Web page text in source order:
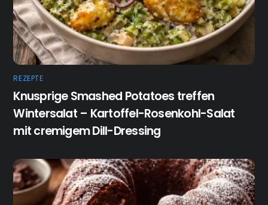
REZEPTE
Knusprige Smashed Potatoes treffen
Wintersalat – Kartoffel-Rosenkohl-Salat
mit cremigem Dill-Dressing